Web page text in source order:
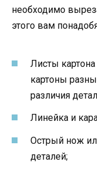
необходимо
этого вам
Листы
картоны
различия
Линейка и
Острый нож
деталей;